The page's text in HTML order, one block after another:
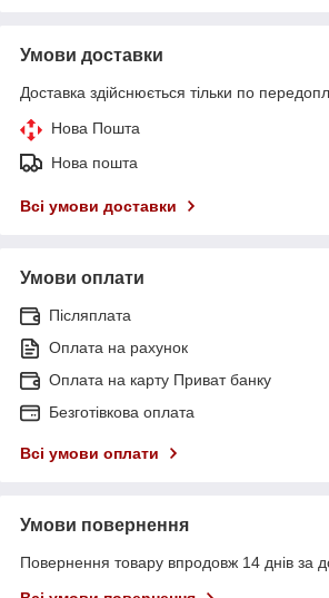
Умови доставки
Доставка здійснюється тільки по
Нова Пошта
Нова пошта
Всі умови доставки
Умови оплати
Післяплата
Оплата на рахунок
Оплата на карту Приват банку
Безготівкова оплата
Всі умови оплати
Умови повернення
Повернення товару впродовж 14 днів за